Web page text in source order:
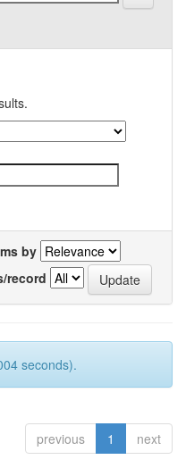
by
record
seconds).
previous 1 next